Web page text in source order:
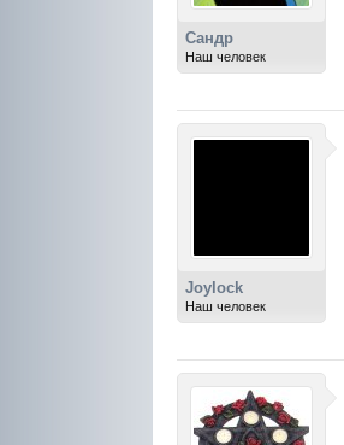
Сандр
Наш человек
Joylock
Наш человек